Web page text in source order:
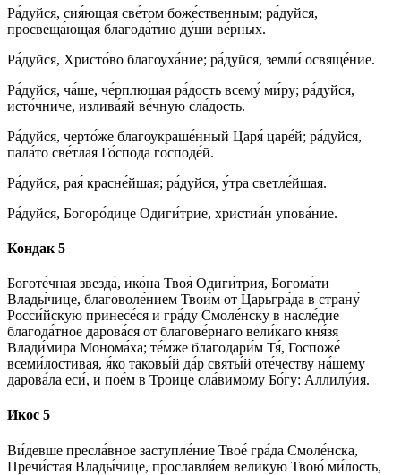
Ра́дуйся, сия́ющая све́том боже́ственным; ра́дуйся,
просвеща́ющая благода́тию ду́ши ве́рных.
Ра́дуйся, Христо́во благоуха́ние; ра́дуйся, земли́ освяще́ние.
Ра́дуйся, ча́ше, че́рплющая ра́дость всему́ ми́ру; ра́дуйся,
исто́чниче, излива́яй ве́чную сла́дость.
Ра́дуйся, черто́же благоукраше́нный Царя́ царе́й; ра́дуйся,
пала́то све́тлая Го́спода господе́й.
Ра́дуйся, рая́ красне́йшая; ра́дуйся, у́тра светле́йшая.
Ра́дуйся, Богоро́дице Одиги́трие, христиа́н упова́ние.
Кондак 5
Боготе́чная звезда́, ико́на Твоя́ Одиги́трия, Богома́ти
Влады́чице, благоволе́нием Твои́м от Царьгра́да в страну́
Росси́йскую принесе́ся и гра́ду Смоле́нску в насле́дие
благода́тное дарова́ся от благове́рнаго вели́каго кня́зя
Влади́мира Монома́ха; те́мже благодари́м Тя́, Госпоже́
всеми́лостивая, я́ко таковы́й да́р святы́й оте́честву на́шему
дарова́ла еси́, и пое́м в Троице сла́вимому Бо́гу: Аллилу́ия.
Икос 5
Ви́девше пресла́вное заступле́ние Твое́ гра́да Смоле́нска,
Пречи́стая Влады́чице, прославля́ем великую Твою́ ми́лость,